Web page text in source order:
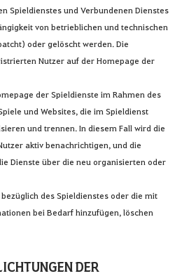
Spieldienstes und Verbundenen Dienstes
von betrieblichen und technischen
oder gelöscht werden. Die
Nutzer auf der Homepage der
der Spieldienste im Rahmen des
und Websites, die im Spieldienst
und trennen. In diesem Fall wird die
aktiv benachrichtigen, und die
Dienste über die neu organisierten oder
des Spieldienstes oder die mit
bei Bedarf hinzufügen, löschen
DER